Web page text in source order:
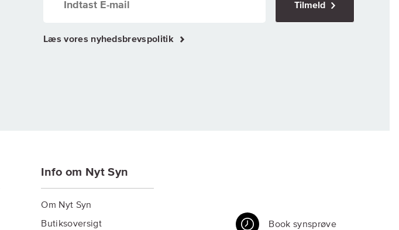
Tilmeld
Læs vores nyhedsbrevspolitik
Info om Nyt Syn
Om Nyt Syn
Butiksoversigt
Book synsprøve